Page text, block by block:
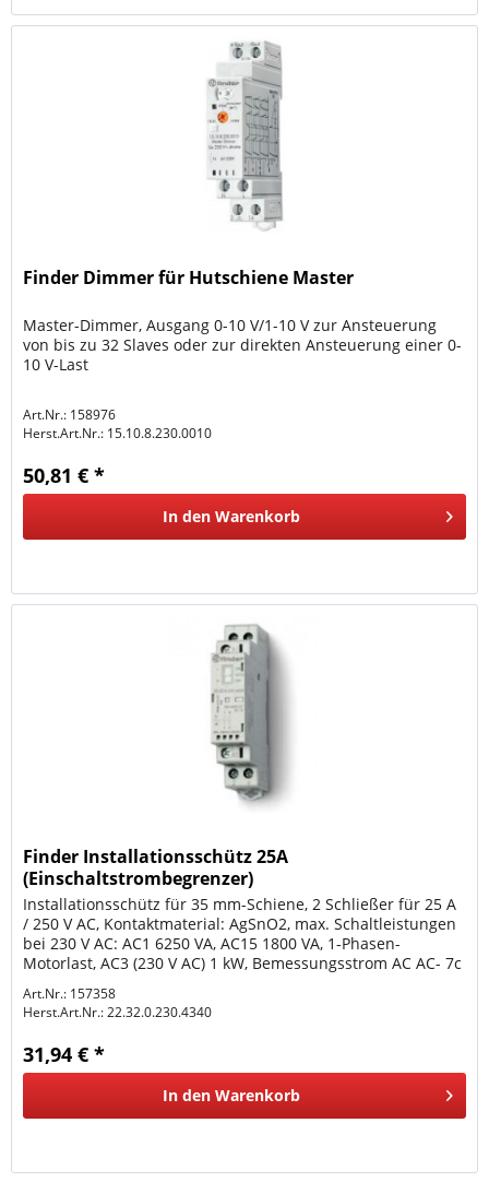
Finder Dimmer für Hutschiene Master
Master-Dimmer, Ausgang 0-10 V/1-10 V zur Ansteuerung
von bis zu 32 Slaves oder zur direkten Ansteuerung einer 0-
10 V-Last
Art.Nr.: 158976
Herst.Art.Nr.: 15.10.8.230.0010
50,81 € *
In den Warenkorb
Finder Installationsschütz 25A
(Einschaltstrombegrenzer)
Installationsschütz für 35 mm-Schiene, 2 Schließer für 25 A
/ 250 V AC, Kontaktmaterial: AgSnO2, max. Schaltleistungen
bei 230 V AC: AC1 6250 VA, AC15 1800 VA, 1-Phasen-
Motorlast, AC3 (230 V AC) 1 kW, Bemessungsstrom AC AC- 7c
Art.Nr.: 157358
Herst.Art.Nr.:22.32.0.230.4340
31,94 € *
In den Warenkorb